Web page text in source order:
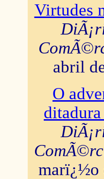
Virtudes
abril
O
ditadura
marï¿½o